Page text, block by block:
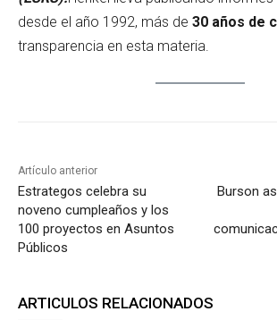
desde el año 1992, más de 30 años de
transparencia en esta materia.
Artículo anterior
Estrategos celebra su
noveno cumpleaños y los
100 proyectos en Asuntos
Públicos
Burson
ARTICULOS RELACIONADOS